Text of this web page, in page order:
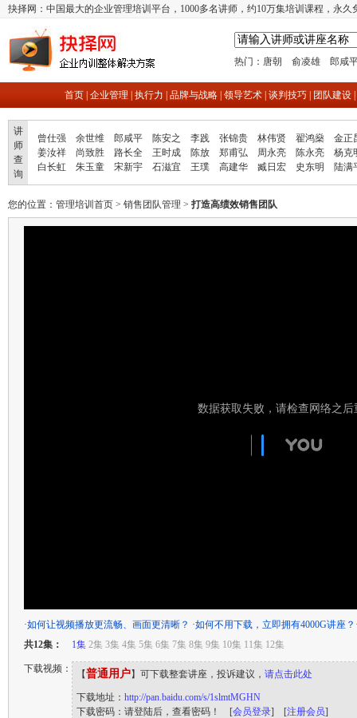
抉择网：中国最大的企业管理培训平台，1000多名讲师，约10万集培训课程，永
热门： 唐朝 俞凌雄 郎咸
首页| 企业管理 执行力 品牌与战略| 领导艺术| 谈判技巧| 团队建设|
讲
师
查
询
曾仕强 余世维 郎咸平 陈安之 李践 张锦贵 林伟贤 翟鸿燊
金正
姜汝祥
尚致胜 路长全 王时成 陈放 郑甫弘 周永亮 陈永亮
杨克
白长虹
朱玉童 宋新宇 石滋宜 王璞 高建华 臧日宏 史东明 陆满
您的位置： 管理培训首页 > 销售团队管理 > 打造高绩效销售团队
·如何让视频播放更流畅、画面更清晰？ ·如何不用下载，立即拥有4000G讲座？
共12集：
1集 2集 3集 4集 5集 6集 7集 8集 9集 10集 11集 12集
下载视频： 【普通用户】可下载整套讲座，投诉建议， 请点击此处
下载地址： http://pan.baidu.com/s/1slmtMGHN
下载密码：请登陆后，查看密码！ [会员登录] [注册会员]